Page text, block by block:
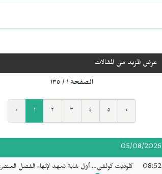
عرض المزيد من المقالات
الصفحة ١ / ١٣٥
‹ ١ ٢ ٣ ٤ ٥ ›
05/08/2026
08:52
كلوديت كولفن… أول شابة تمهد لإنهاء الفصل